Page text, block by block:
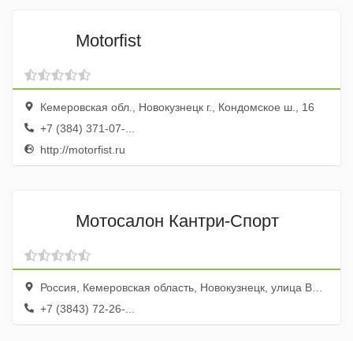
Мotorfist
Кемеровская обл., Новокузнецк г., Кондомское ш., 16
+7 (384) 371-07-...
http://motorfist.ru
Мотосалон Кантри-Спорт
Россия, Кемеровская область, Новокузнецк, улица Воробьева, 1А
+7 (3843) 72-26-...